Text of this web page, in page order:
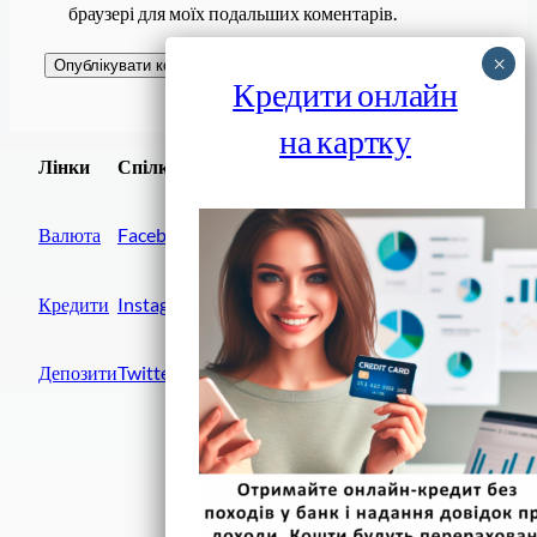
браузері для моїх подальших коментарів.
Лінки
Валюта
Кредити
Депозити
Спілки
Facebook
Instagram
Twitter
Завантажити
Фінанси IN UA
вулиця Хрещатик, 14
Київ, 01001
Кредити онлайн
на картку